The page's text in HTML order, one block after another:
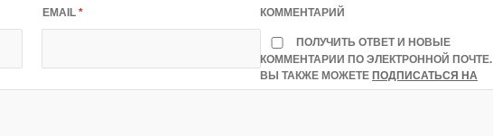
EMAIL* КОММЕНТАРИЙ
ПОЛУЧИТЬ ОТВЕТ И НОВЫЕ
КОММЕНТАРИИ ПО ЭЛЕКТРОННОЙ ПОЧТЕ.
ВЫ ТАКЖЕ МОЖЕТЕ ПОДПИСАТЬСЯ НА